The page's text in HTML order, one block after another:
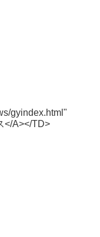
gyindex.html"
</A></TD>